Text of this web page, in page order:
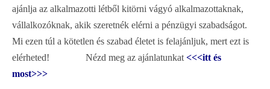
ajánlja az alkalmazotti létből kitörni vágyó alkalmazottaknak,
vállalkozóknak, akik szeretnék elérni a pénzügyi szabadságot.
Mi ezen túl a kötetlen és szabad életet is felajánljuk, mert ezt is
elérheted! Nézd meg az ajánlatunkat<<<itt és
most>>>